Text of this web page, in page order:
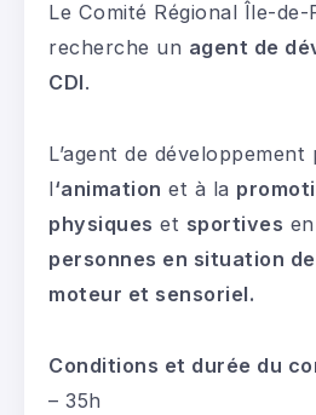
Le Comité Régional Île-
recherche un agent de
CDI.
L’agent de
l‘animation et à la
physiques et sportives en
personnes en situation
moteur et sensoriel.
Conditions et durée du
– 35h